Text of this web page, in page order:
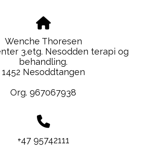
Wenche Thoresen
3.etg. Nesodden terapi og
behandling.
1452 Nesoddtangen
Org. 967067938
+47 95742111